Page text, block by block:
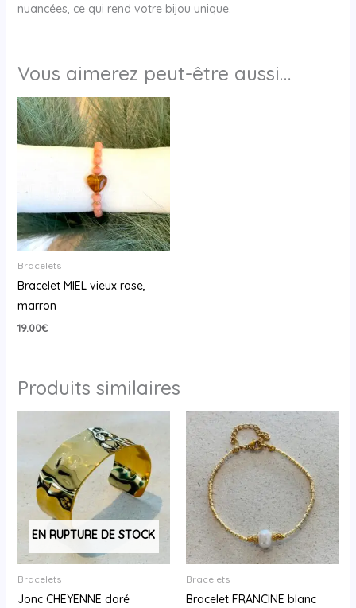
nuancées, ce qui rend votre bijou unique.
Vous aimerez peut-être aussi…
Bracelets
Bracelet MIEL vieux rose,
marron
19.00€
Produits similaires
EN RUPTURE DE STOCK
Bracelets
Jonc CHEYENNE doré
Bracelets
Bracelet FRANCINE blanc